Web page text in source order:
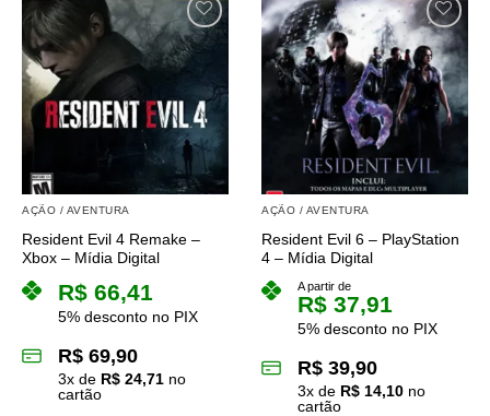
tem
várias
variantes.
As
opções
podem
escolhidas
do
tem
várias
variantes.
As
podem
escolhidas
do
AÇÃO / AVENTURA
Resident Evil 4 Remake –
Xbox – Mídia Digital
R$ 66,41
5% desconto no PIX
R$ 69,90
3x de R$ 24,71 no
cartão
AÇÃO / AVENTURA
Resident Evil 6 – PlayStation
4 – Mídia Digital
A partir de
R$ 37,91
5% desconto no PIX
R$ 39,90
3x de R$ 14,10 no
cartão